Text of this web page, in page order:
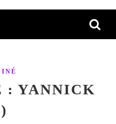
: YANNICK